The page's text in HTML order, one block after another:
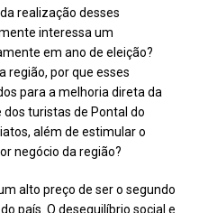
realização desses
interessa um
em ano de eleição?
região, por que esses
para a melhoria direta da
dos turistas de Pontal do
além de estimular o
negócio da região?
alto preço de ser o segundo
país. O desequilíbrio social e